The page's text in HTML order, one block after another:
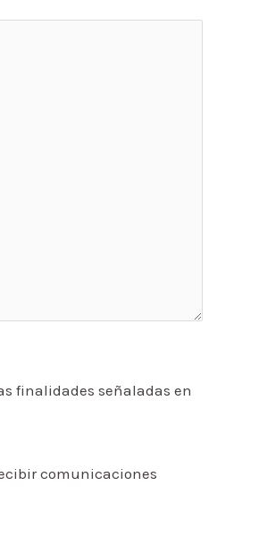
finalidades señaladas en
comunicaciones